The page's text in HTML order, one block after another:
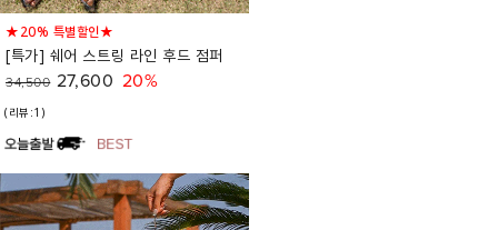
★20% 특별할인★
[특가] 쉐어 스트링 라인 후드 점퍼
34,500 27,600 20%
(리뷰:1)